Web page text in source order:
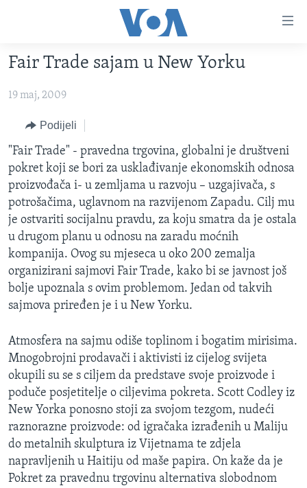
glavni
Pređi
navigaciju
Idi
na
pretragu
VIDEO
FOTOGRAFIJE DANA
VIJESTI
SJEDINJENE AMERIČKE DRŽAVE
BOSNA I HERCEGOVINA
SVIJET
NAUKA I TEHNOLOGIJA
SPECIJALNI PROJEKTI
KORUPCIJA
SLOBODA MEDIJA
ŽENSKA STRANA
IZBJEGLIČKA STRANA
O GLASU AMERIKE
Learning English
Jezici
Fair Trade sajam u New Yorku
19 maj, 2009
Podijeli
"Fair Trade" - pravedna trgovina, globalni je društveni
pokret koji se bori za usklađivanje ekonomskih odnosa
proizvođača i- u zemljama u razvoju – uzgajivača, s
potrošačima, uglavnom na razvijenom Zapadu. Cilj mu
je ostvariti socijalnu pravdu, za koju smatra da je ostala
u drugom planu u odnosu na zaradu moćnih
kompanija. Ovog su mjeseca u oko 200 zemalja
organizirani sajmovi Fair Trade, kako bi se javnost još
bolje upoznala s ovim problemom. Jedan od takvih
sajmova priređen je i u New Yorku.
Atmosfera na sajmu odiše toplinom i bogatim mirisima.
Mnogobrojni prodavači i aktivisti iz cijelog svijeta
okupili su se s ciljem da predstave svoje proizvode i
poduče posjetitelje o ciljevima pokreta. Scott Codley iz
New Yorka ponosno stoji za svojom tezgom, nudeći
raznorazne proizvode: od igračaka izrađenih u Maliju
do metalnih skulptura iz Vijetnama te zdjela
napravljenih u Haitiju od maše papira. On kaže da je
Pokret za pravednu trgovinu alternativa slobodnom